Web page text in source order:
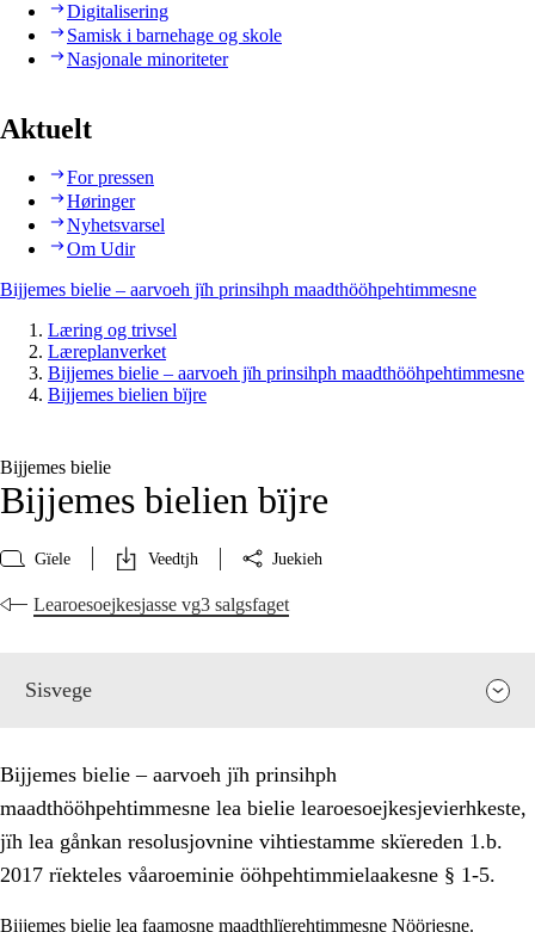
Digitalisering
Samisk i barnehage og skole
Nasjonale minoriteter
Aktuelt
For pressen
Høringer
Nyhetsvarsel
Om Udir
Bijjemes bielie – aarvoeh jïh prinsihph maadthööhpehtimmesne
Læring og trivsel
Læreplanverket
Bijjemes bielie – aarvoeh jïh prinsihph maadthööhpehtimmesne
Bijjemes bielien bïjre
Bijjemes bielie
Bijjemes bielien bïjre
Gïele Veedtjh Juekieh
Learoesoejkesjasse vg3 salgsfaget
Sisvege
Bijjemes bielie – aarvoeh jïh prinsihph
maadthööhpehtimmesne lea bielie learoesoejkesjevierhkeste,
jïh lea gånkan resolusjovnine vihtiestamme skïereden 1.b.
2017 rïekteles våaroeminie ööhpehtimmielaakesne § 1-5.
Bijjemes bielie lea faamosne maadthlïerehtimmesne Nöörjesne.